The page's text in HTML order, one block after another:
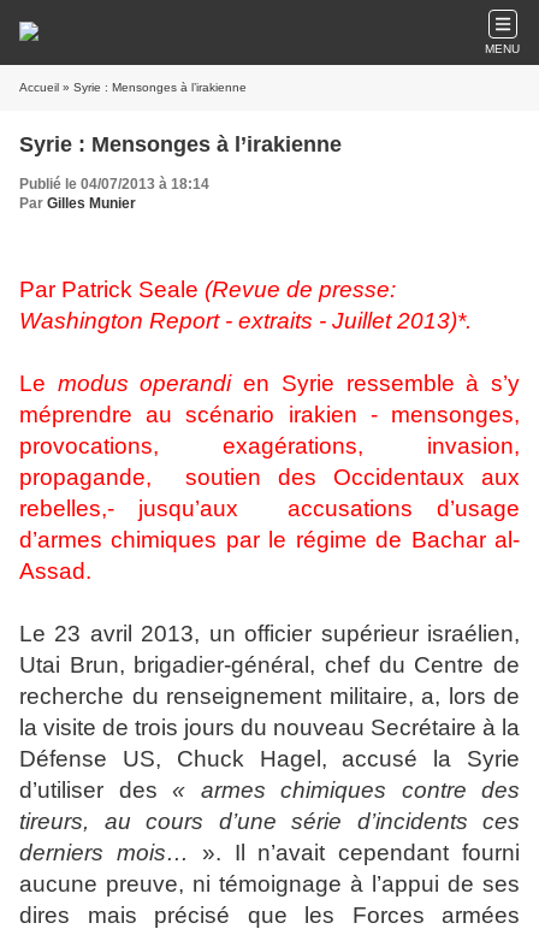
MENU
Accueil » Syrie : Mensonges à l’irakienne
Syrie : Mensonges à l’irakienne
Publié le 04/07/2013 à 18:14
Par Gilles Munier
Par Patrick Seale (Revue de presse:
Washington Report - extraits - Juillet 2013)*.
Le modus operandien Syrie ressemble à s’y
méprendre au scénario irakien - mensonges,
provocations, exagérations, invasion,
propagande, soutien des Occidentaux aux
rebelles,- jusqu’aux accusations d’usage
d’armes chimiques par le régime de Bachar al-
Assad.
Le 23 avril 2013, un officier supérieur israélien,
Utai Brun, brigadier-général, chef du Centre de
recherche du renseignement militaire, a, lors de
la visite de trois jours du nouveau Secrétaire à la
Défense US, Chuck Hagel, accusé la Syrie
d’utiliser des « armes chimiques contre des
tireurs, au cours d’une série d’incidents ces
derniers mois…
». Il n’avait cependant fourni
aucune preuve, ni témoignage à l’appui de ses
dires mais précisé que les Forces armées